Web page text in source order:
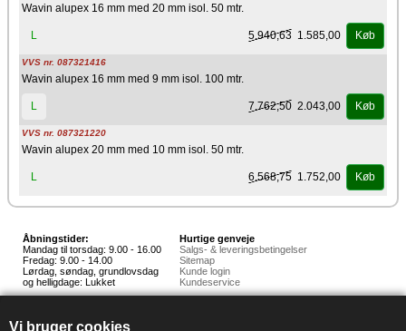
Vi bruger cookies
Wavin alupex 16 mm med 20 mm isol. 50 mtr.
L 5.940,63 1.585,00 Køb
VVS nr. 087321416
Wavin alupex 16 mm med 9 mm isol. 100 mtr.
L 7.762,50 2.043,00 Køb
VVS nr. 087321220
Wavin alupex 20 mm med 10 mm isol. 50 mtr.
L 6.568,75 1.752,00 Køb
Åbningstider:
Mandag til torsdag: 9.00 - 16.00
Fredag: 9.00 - 14.00
Lørdag, søndag, grundlovsdag
og helligdage: Lukket
Hurtige genveje
Salgs- & leveringsbetingelser
Sitemap
Kunde login
Kundeservice
Hunnerupvej 3, 6920 Videbæk